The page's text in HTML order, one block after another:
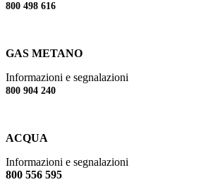
800 498 616
GAS METANO
Informazioni e segnalazioni
800 904 240
ACQUA
Informazioni e segnalazioni
800 556 595